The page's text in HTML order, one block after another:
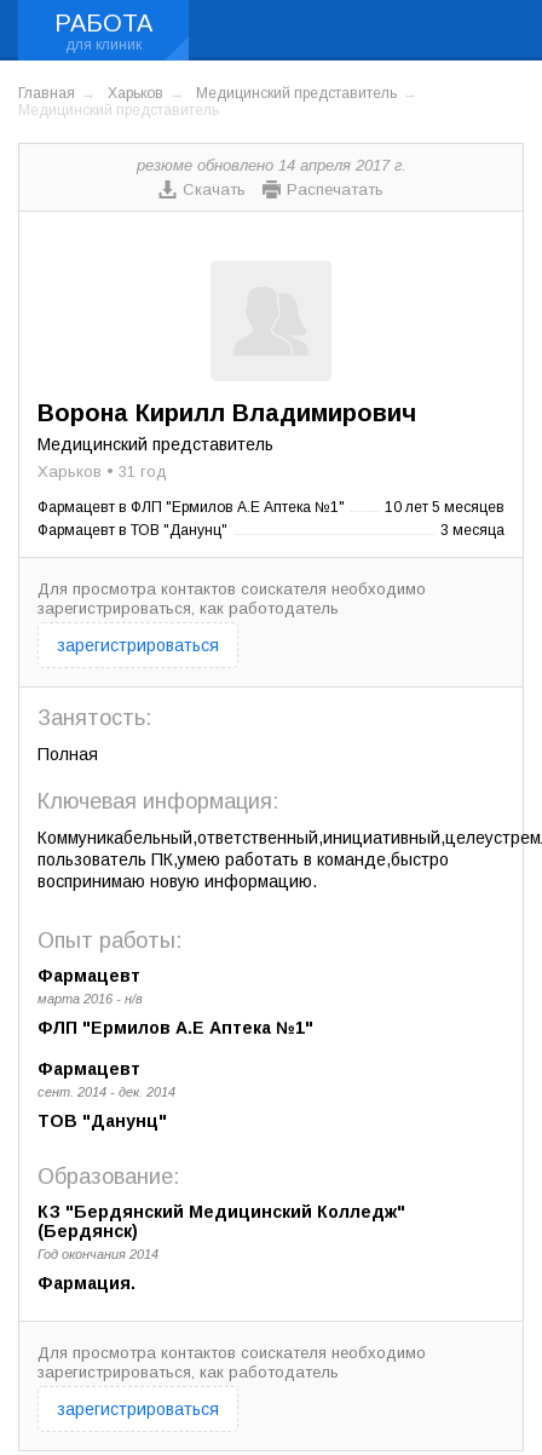
РАБОТА
Главная Харьков
Медицинский представитель
Медицинский представитель
резюме обновлено 14 апреля 2017 г.
Скачать
Распечатать
Ворона Кирилл Владимирович
Медицинский представитель
Харьков • 31 год
Фармацевт в ФЛП "Ермилов А.Е Аптека №1"
10 лет 5 месяцев
Фармацевт в ТОВ "Данунц"
3 месяца
Для просмотра контактов соискателя необходимо
зарегистрироваться, как работодатель
зарегистрироваться
Занятость:
Полная
Ключевая информация:
пользователь ПК,умею работать в команде,быстро
воспринимаю новую информацию.
Опыт работы:
Фармацевт
марта 2016 - н/в
ФЛП "Ермилов А.Е Аптека №1"
Фармацевт
сент. 2014 - дек. 2014
ТОВ "Данунц"
Образование:
КЗ "Бердянский Медицинский Колледж"
(Бердянск)
Год окончания 2014
Фармация.
Для просмотра контактов соискателя необходимо
зарегистрироваться, как работодатель
зарегистрироваться